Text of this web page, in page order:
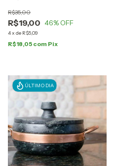
R$19,00
R$35,00
46% OFF
4x de R$5,09
R$18,05 com Pix
ÚLTIMO DIA